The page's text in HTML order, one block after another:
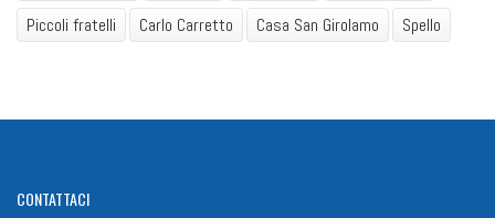
Piccoli fratelli
Carlo Carretto Casa San Girolamo Spello
CONTATTACI